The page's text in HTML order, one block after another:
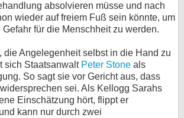
absolvieren müsse und nach
wieder auf freiem Fuß sein könnte, um
für die Menschheit zu werden.
die Angelegenheit selbst in die Hand zu
sich Staatsanwalt Peter Stone als
So sagt sie vor Gericht aus, dass
sei. Als Kellogg Sarahs
Einschätzung hört, flippt er
kann nur durch zwei